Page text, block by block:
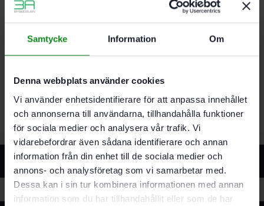
Samtycke Information Om
Denna webbplats använder cookies
Vi använder enhetsidentifierare för att anpassa innehållet
och annonserna till användarna, tillhandahålla funktioner
för sociala medier och analysera vår trafik. Vi
vidarebefordrar även sådana identifierare och annan
information från din enhet till de sociala medier och
annons- och analysföretag som vi samarbetar med.
Dessa kan i sin tur kombinera informationen med annan
information som du har tillhandahållit eller som de har
Beskrivning Recensioner (0)
Egenskaper
trä
Relaterade produkter